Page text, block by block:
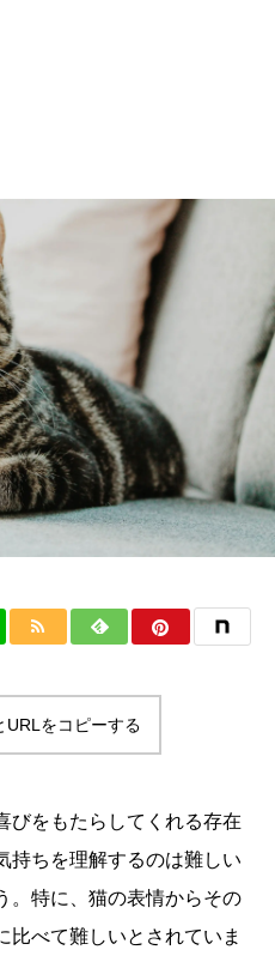
URLをコピーする
びをもたらしてくれる存在
持ちを理解するのは難しい
。特に、猫の表情からその
比べて難しいとされていま